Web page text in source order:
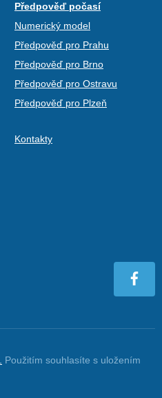
Předpověď počasí
Numerický model
Předpověď pro Prahu
Předpověď pro Brno
Předpověď pro Ostravu
Předpověď pro Plzeň
Kontakty
Použitím souhlasíte s uložením